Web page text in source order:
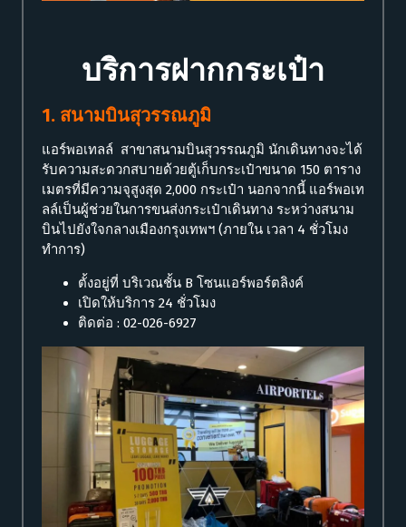
บริการฝากกระเป๋า
1. สนามบินสุวรรณภูมิ
แอร์พอเทลล์ สาขาสนามบินสุวรรณภูมิ นักเดินทางจะได้
รับความสะดวกสบายด้วยตู้เก็บกระเป๋าขนาด 150 ตาราง
เมตรที่มีความจุสูงสุด 2,000 กระเป๋า นอกจากนี้ แอร์พอเท
ลล์เป็นผู้ช่วยในการขนส่งกระเป๋าเดินทาง ระหว่างสนาม
บินไปยังใจกลางเมืองกรุงเทพฯ (ภายใน เวลา 4 ชั่วโมง
ทำการ)
ตั้งอยู่ที่ บริเวณชั้น B โซนแอร์พอร์ตลิงค์
เปิดให้บริการ 24 ชั่วโมง
ติดต่อ : 02-026-6927